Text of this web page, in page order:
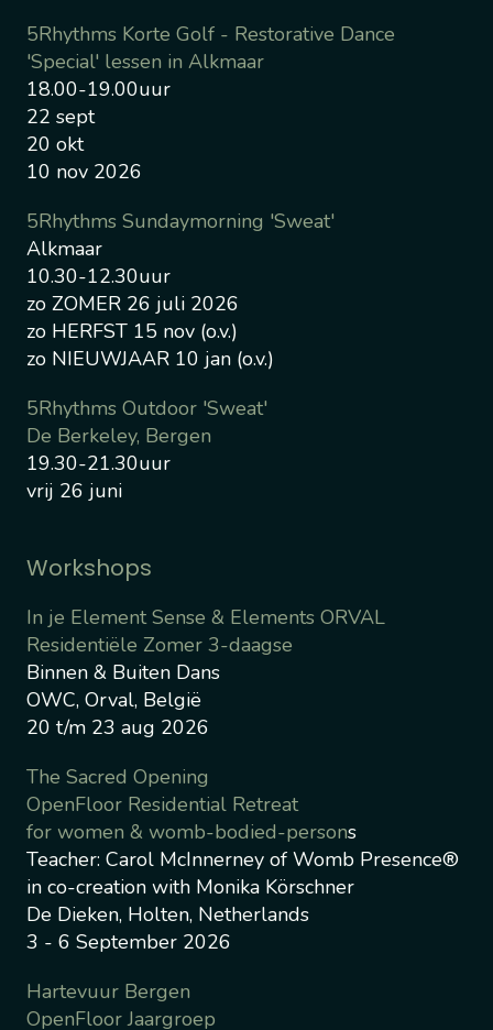
5Rhythms Korte Golf - Restorative Dance
'Special' lessen in Alkmaar
18.00-19.00uur
22 sept
20 okt
10 nov 2026
5Rhythms Sundaymorning 'Sweat'
Alkmaar
10.30-12.30uur
zo ZOMER 26 juli 2026
zo HERFST 15 nov (o.v.)
zo NIEUWJAAR 10 jan (o.v.)
5Rhythms Outdoor 'Sweat'
De Berkeley, Bergen
19.30-21.30uur
vrij 26 juni
Workshops
In je Element Sense & Elements ORVAL
Residentiële Zomer 3-daagse
Binnen & Buiten Dans
OWC, Orval, België
20 t/m 23 aug 2026
The Sacred Opening
OpenFloor Residential Retreat
for women & womb-bodied-persons
Teacher: Carol McInnerney of Womb Presence®
in co-creation with Monika Körschner
De Dieken, Holten, Netherlands
3 - 6 September 2026
Hartevuur Bergen
OpenFloor Jaargroep